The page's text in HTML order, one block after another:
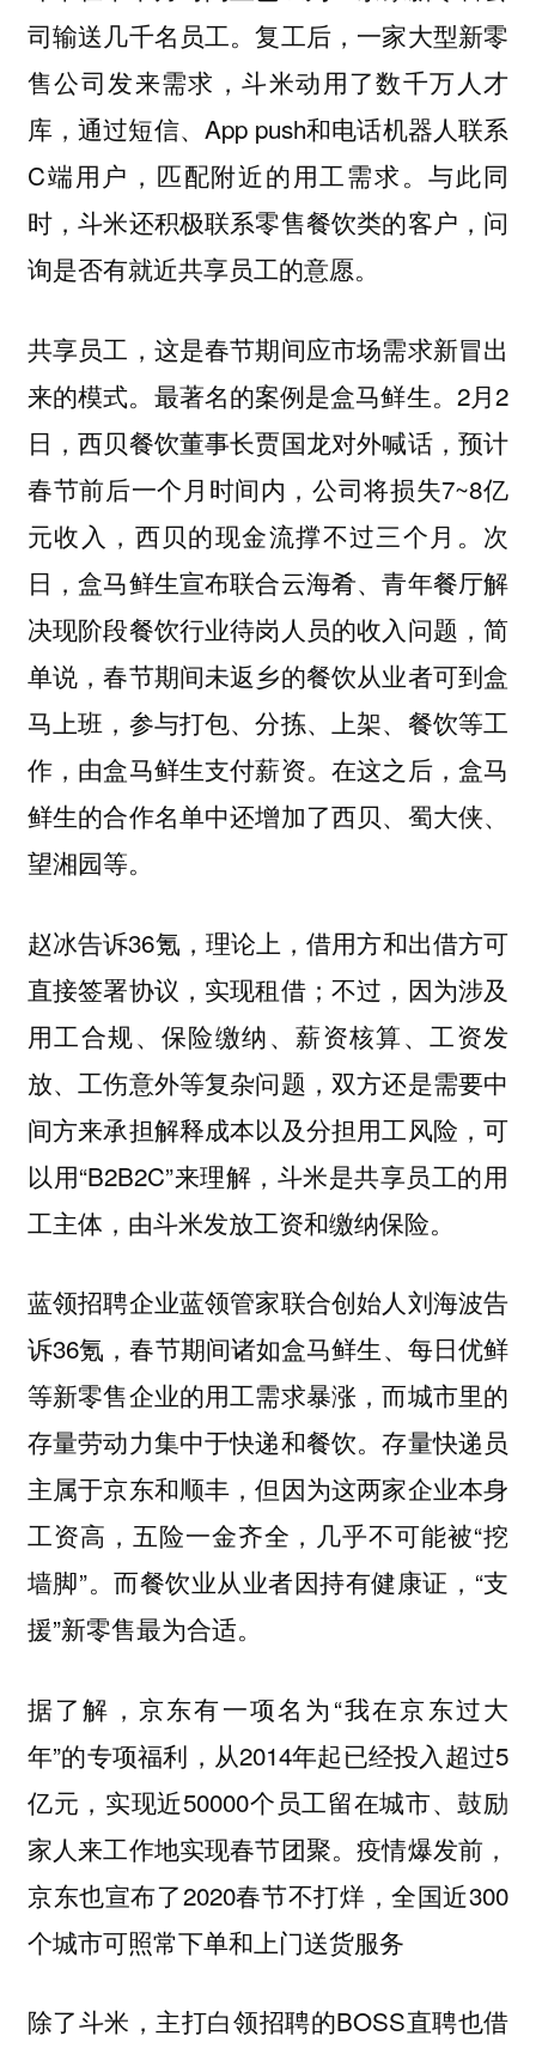
司输送几千名员工。复工后，一家大型新零
售公司发来需求，斗米动用了数千万人才
库，通过短信、App push和电话机器人联系
C端用户，匹配附近的用工需求。与此同
时，斗米还积极联系零售餐饮类的客户，问
询是否有就近共享员工的意愿。
共享员工，这是春节期间应市场需求新冒出
来的模式。 最著名的案例是盒马鲜生。2月2
日，西贝餐饮董事长贾国龙对外喊话，预计
春节前后一个月时间内，公司将损失7~8亿
元收入，西贝的现金流撑不过三个月。次
日，盒马鲜生宣布联合云海肴、青年餐厅解
决现阶段餐饮行业待岗人员的收入问题，简
单说，春节期间未返乡的餐饮从业者可到盒
马上班，参与打包、分拣、上架、餐饮等工
作，由盒马鲜生支付薪资。在这之后，盒马
鲜生的合作名单中还增加了西贝、蜀大侠、
望湘园等。
赵冰告诉36氪，理论上，借用方和出借方可
直接签署协议，实现租借；不过，因为涉及
用工合规、保险缴纳、薪资核算、工资发
放、工伤意外等复杂问题，双方还是需要中
间方来承担解释成本以及分担用工风险，可
以用“B2B2C”来理解，斗米是共享员工的用
工主体，由斗米发放工资和缴纳保险。
蓝领招聘企业蓝领管家联合创始人刘海波告
诉36氪，春节期间诸如盒马鲜生、每日优鲜
等新零售企业的用工需求暴涨，而城市里的
存量劳动力集中于快递和餐饮。存量快递员
主属于京东和顺丰，但因为这两家企业本身
工资高，五险一金齐全，几乎不可能被“挖
墙脚”。而餐饮业从业者因持有健康证，“支
援”新零售最为合适。
据了解，京东有一项名为“我在京东过大
年”的专项福利，从2014年起已经投入超过5
亿元，实现近50000个员工留在城市、鼓励
家人来工作地实现春节团聚。疫情爆发前，
京东也宣布了2020春节不打烊，全国近300
个城市可照常下单和上门送货服务
除了斗米，主打白领招聘的BOSS直聘也借